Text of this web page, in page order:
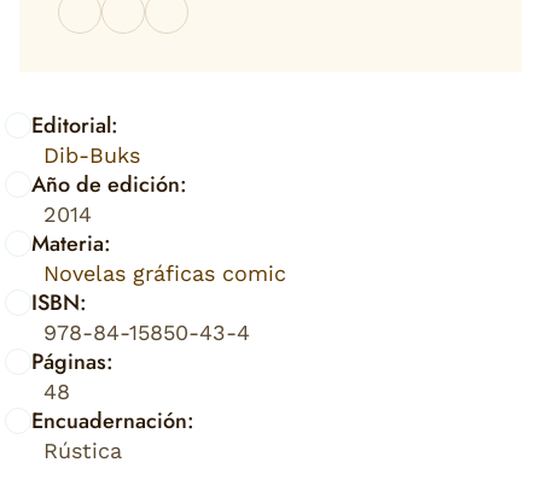
Editorial:
Dib-Buks
Año de edición:
2014
Materia:
Novelas gráficas comic
ISBN:
978-84-15850-43-4
Páginas:
48
Encuadernación:
Rústica